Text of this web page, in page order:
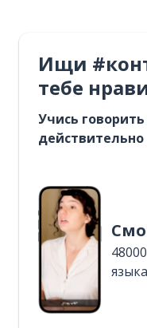
Ищи
тебе
Учись
действительно
языка